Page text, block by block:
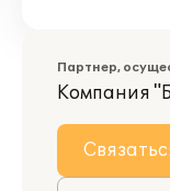
Партнер,
Компания